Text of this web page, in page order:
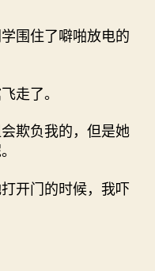
围住了噼啪放电的
走了。
欺负我的，但是她
开门的时候，我吓